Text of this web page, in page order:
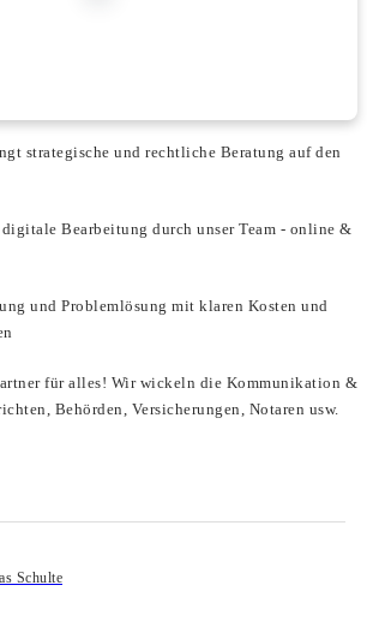
strategische und rechtliche Beratung auf den
Bearbeitung durch unser Team - online &
und Problemlösung mit klaren Kosten und
für alles! Wir wickeln die Kommunikation &
Behörden, Versicherungen, Notaren usw.
Schulte